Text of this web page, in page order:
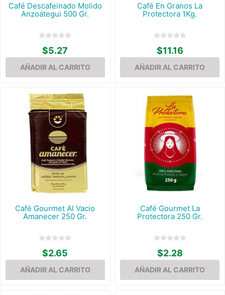
Café Descafeinado Molido
Anzoátegui 500 Gr.
$5.27
Café En Granos La
Protectora 1Kg.
$11.16
Café Gourmet Al Vacio
Amanecer 250 Gr.
$2.65
Café Gourmet La
Protectora 250 Gr.
$2.28